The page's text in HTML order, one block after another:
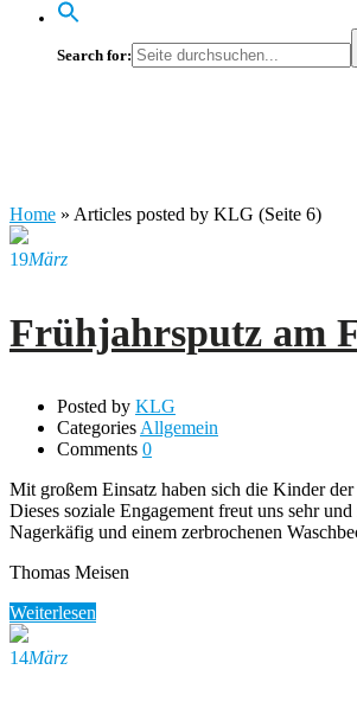
Search for:
Home » Articles posted by KLG (Seite 6)
19März
Frühjahrsputz am
Posted by KLG
Categories Allgemein
Comments 0
Mit großem Einsatz haben sich die Kinder
Dieses soziale Engagement freut uns sehr
Nagerkäfig und einem zerbrochenen
Thomas Meisen
Weiterlesen
14März